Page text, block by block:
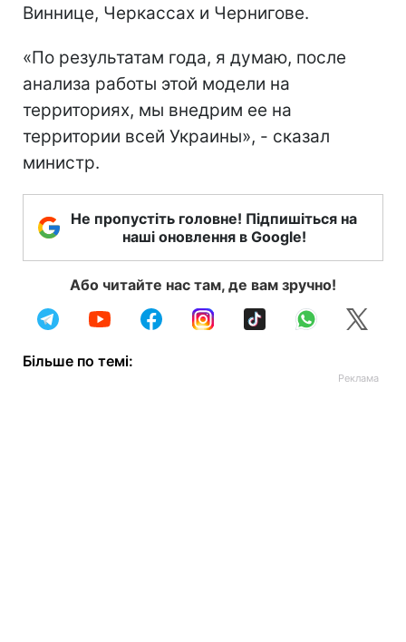
Виннице, Черкассах и Чернигове.
«По результатам года, я думаю, после
анализа работы этой модели на
территориях, мы внедрим ее на
территории всей Украины», - сказал
министр.
Не пропустіть головне! Підпишіться на
наші оновлення в Google!
Або читайте нас там, де вам зручно!
Більше по темі: